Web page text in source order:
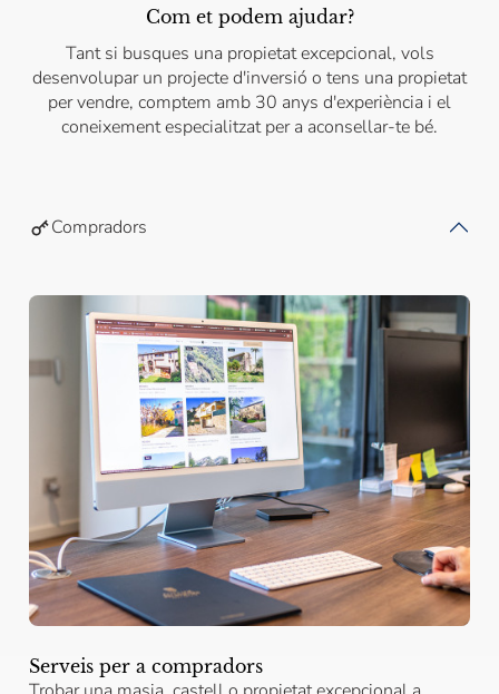
Com et podem ajudar?
Tant si busques una propietat excepcional, vols
desenvolupar un projecte d'inversió o tens una propietat
per vendre, comptem amb 30 anys d'experiència i el
coneixement especialitzat per a aconsellar-te bé.
Compradors
Serveis per a compradors